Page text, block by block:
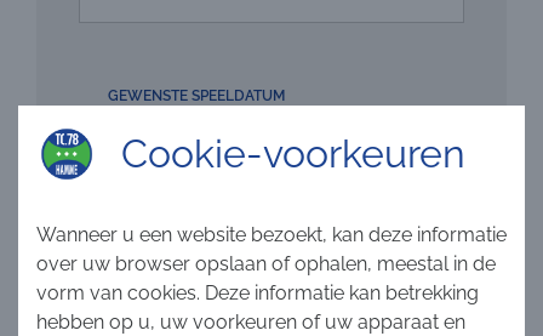
GEWENSTE SPEELDATUM
Cookie-voorkeuren
Wanneer u een website bezoekt, kan deze informatie
over uw browser opslaan of ophalen, meestal in de
vorm van cookies. Deze informatie kan betrekking
hebben op u, uw voorkeuren of uw apparaat en